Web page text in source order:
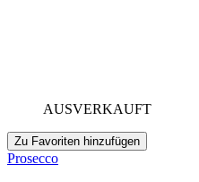
AUSVERKAUFT
Zu Favoriten hinzufügen
Prosecco